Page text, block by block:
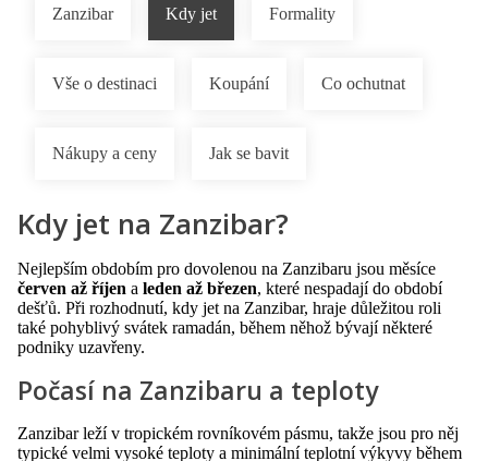
Zanzibar Kdy jet Formality
Vše o destinaci Koupání Co ochutnat
Nákupy a ceny Jak se bavit
Kdy jet na Zanzibar?
Nejlepším obdobím pro dovolenou na Zanzibaru jsou měsíce
červen až říjen a leden až březen, které nespadají do období
dešťů. Při rozhodnutí, kdy jet na Zanzibar, hraje důležitou roli
také pohyblivý svátek ramadán, během něhož bývají některé
podniky uzavřeny.
Počasí na Zanzibaru a teploty
Zanzibar leží v tropickém rovníkovém pásmu, takže jsou pro něj
typické velmi vysoké teploty a minimální teplotní výkyvy během